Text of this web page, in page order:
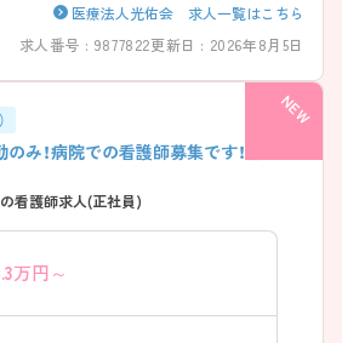
医療法人光佑会 求人一覧はこちら
求人番号 : 9877822更新日 : 2026年8月5日
み！病院での看護師募集です！《正社
看護師求人(正社員)
万円～